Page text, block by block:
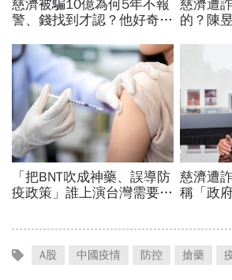
A股 中國疫情 防控 搶藥